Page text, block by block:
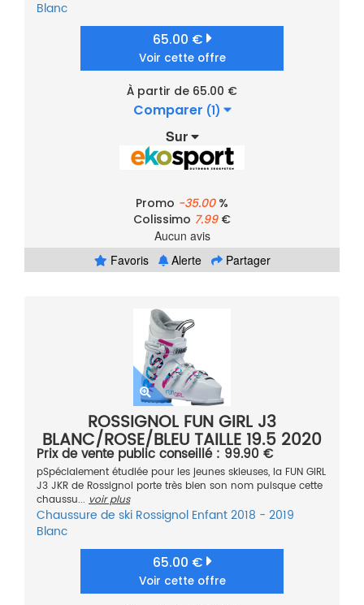
Blanc
65.00 €
Voir cette offre
À partir de 65.00 €
Comparer (1)
Sur
Promo -35.00%
Colissimo 7.99€
Aucun avis
Favoris
Alerte Partager
ROSSIGNOL FUN GIRL J3
BLANC/ROSE/BLEU TAILLE 19.5 2020
Prix de vente public conseillé : 99.90 €
pSpécialement étudiée pour les jeunes skieuses, la FUN GIRL
J3 JKR de Rossignol porte très bien son nom puisque cette
chaussu... voir plus
Chaussure de ski Rossignol Enfant2018 - 2019
Blanc
65.00 €
Voir cette offre